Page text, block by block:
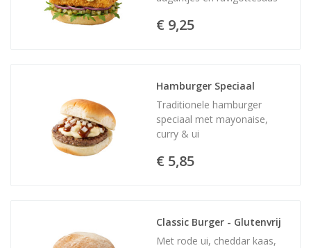
€ 9,25
Hamburger Speciaal
Traditionele hamburger
speciaal met mayonaise,
curry & ui
€ 5,85
Classic Burger - Glutenvrij
Met rode ui, cheddar kaas,